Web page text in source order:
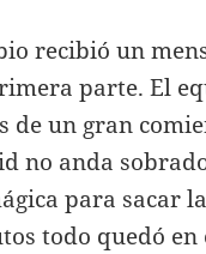
recibió un
parte. El
de un gran
no anda
para sacar
todo quedó